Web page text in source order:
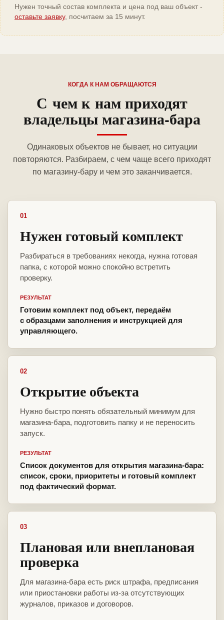
Нужен точный состав комплекта и цена под ваш объект -
оставьте заявку, посчитаем за 15 минут.
КОГДА К НАМ ОБРАЩАЮТСЯ
С чем к нам приходят
владельцы магазина-бара
Одинаковых объектов не бывает, но ситуации
повторяются. Разбираем, с чем чаще всего приходят
по магазину-бару и чем это заканчивается.
01
Нужен готовый комплект
Разбираться в требованиях некогда, нужна готовая
папка, с которой можно спокойно встретить
проверку.
РЕЗУЛЬТАТ
Готовим комплект под объект, передаём
с образцами заполнения и инструкцией для
управляющего.
02
Открытие объекта
Нужно быстро понять обязательный минимум для
магазина-бара, подготовить папку и не переносить
запуск.
РЕЗУЛЬТАТ
Список документов для открытия магазина-бара:
список, сроки, приоритеты и готовый комплект
под фактический формат.
03
Плановая или внеплановая
проверка
Для магазина-бара есть риск штрафа, предписания
или приостановки работы из-за отсутствующих
журналов, приказов и договоров.